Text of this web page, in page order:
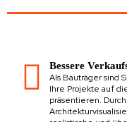
Bessere
Als Bauträger sind
Ihre Projekte auf
präsentieren.